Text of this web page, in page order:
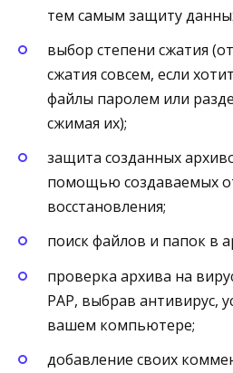
тем самым защиту
выбор степени сжатия
сжатия совсем, если
файлы паролем или
сжимая их);
защита созданных
помощью создаваемых
восстановления;
поиск файлов и папок в
проверка архива на
РАР, выбрав антивирус,
вашем компьютере;
добавление своих